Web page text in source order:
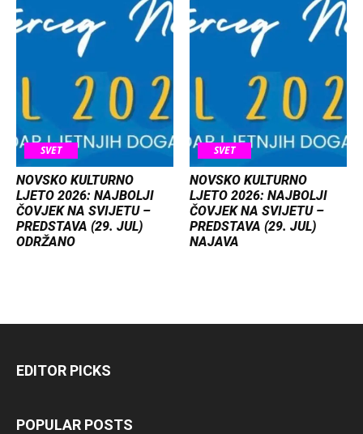
SVET
NOVSKO KULTURNO
LJETO 2026: NAJBOLJI
ČOVJEK NA SVIJETU –
PREDSTAVA (29. JUL)
ODRŽANO
SVET
NOVSKO KULTURNO
LJETO 2026: NAJBOLJI
ČOVJEK NA SVIJETU –
PREDSTAVA (29. JUL)
NAJAVA
EDITOR PICKS
POPULAR POSTS